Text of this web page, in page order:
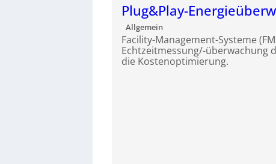
Plug&Play-
Allgemein
Facility-Management-Systeme
Echtzeitmessung/-überwachung
die Kostenoptimierung.